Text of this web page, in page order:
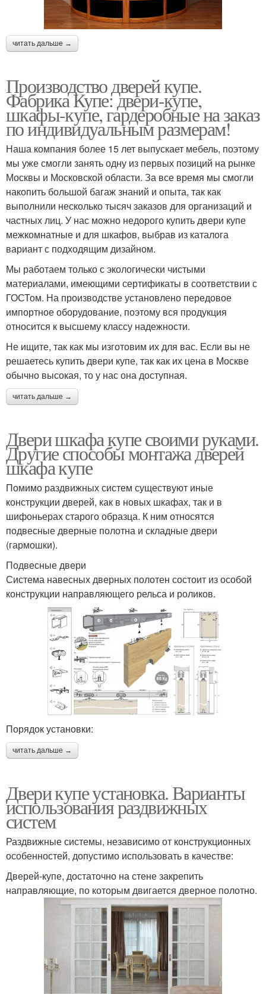
читать дальше →
Производство дверей купе.
Фабрика Купе: двери-купе,
шкафы-купе, гардеробные на заказ
по индивидуальным размерам!
Наша компания более 15 лет выпускает мебель, поэтому
мы уже смогли занять одну из первых позиций на рынке
Москвы и Московской области. За все время мы смогли
накопить большой багаж знаний и опыта, так как
выполнили несколько тысяч заказов для организаций и
частных лиц. У нас можно недорого купить двери купе
межкомнатные и для шкафов, выбрав из каталога
вариант с подходящим дизайном.
Мы работаем только с экологически чистыми
материалами, имеющими сертификаты в соответствии с
ГОСТом. На производстве установлено передовое
импортное оборудование, поэтому вся продукция
относится к высшему классу надежности.
Не ищите, так как мы изготовим их для вас. Если вы не
решаетесь купить двери купе, так как их цена в Москве
обычно высокая, то у нас она доступная.
читать дальше →
Двери шкафа купе своими руками.
Другие способы монтажа дверей
шкафа купе
Помимо раздвижных систем существуют иные
конструкции дверей, как в новых шкафах, так и в
шифоньерах старого образца. К ним относятся
подвесные дверные полотна и складные двери
(гармошки).
Подвесные двери
Система навесных дверных полотен состоит из особой
конструкции направляющего рельса и роликов.
Порядок установки:
читать дальше →
Двери купе установка. Варианты
использования раздвижных
систем
Раздвижные системы, независимо от конструкционных
особенностей, допустимо использовать в качестве:
Дверей-купе, достаточно на стене закрепить
направляющие, по которым двигается дверное полотно.